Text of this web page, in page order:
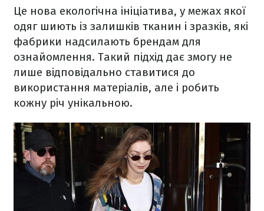
Це нова екологічна ініціатива, у межах якої
одяг шиють із залишків тканин і зразків, які
фабрики надсилають брендам для
ознайомлення. Такий підхід дає змогу не
лише відповідально ставитися до
використання матеріалів, але і робить
кожну річ унікальною.